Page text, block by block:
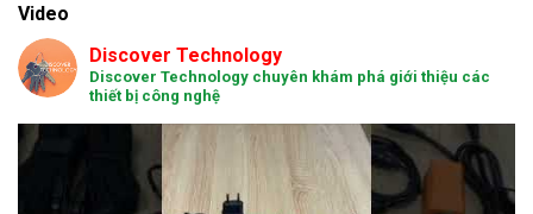
Video
Discover Technology
Discover Technology chuyên khám phá giới thiệu các
thiết bị công nghệ